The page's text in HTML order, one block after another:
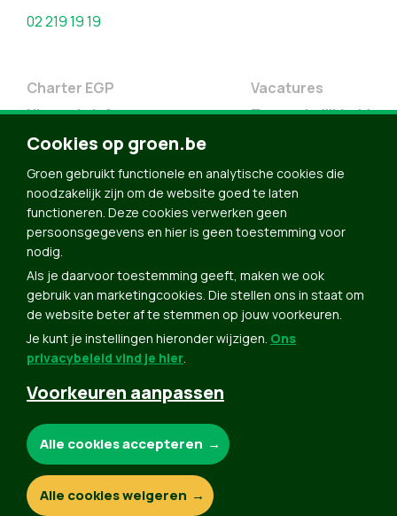
02 219 19 19
Charter EGP
Nieuwsbrief
Doe Mee
Contact
Groen in je buurt
Meldpunt
Vacatures
Toegankelijkheid
Word lid
Agenda
Bekijk kalender
Verleng je lidmaatschap
Programma oktober 2024
Programma juni 2024
Downloads
Webshop
© Copyright Groen 2026 | Gemaakt met
Cookies op groen.be
Groen gebruikt functionele en analytische cookies die
noodzakelijk zijn om de website goed te laten
functioneren. Deze cookies verwerken geen
persoonsgegevens en hier is geen toestemming voor
nodig.
Als je daarvoor toestemming geeft, maken we ook
gebruik van marketingcookies. Die stellen ons in staat om
de website beter af te stemmen op jouw voorkeuren.
Je kunt je instellingen hieronder wijzigen. Ons
privacybeleid vind je hier.
Voorkeuren aanpassen
Analytische cookies:
Alle cookies accepteren
Alle cookies weigeren